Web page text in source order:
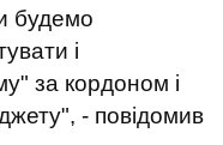
будемо
і
за кордоном і
- повідомив